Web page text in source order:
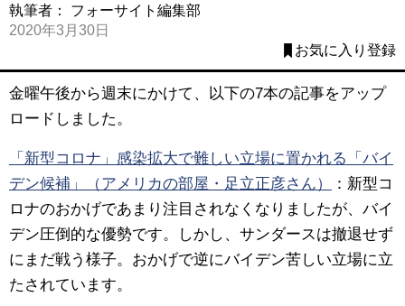
執筆者： フォーサイト編集部
2020年3月30日
お気に入り登録
金曜午後から週末にかけて、以下の7本の記事をアップ
ロードしました。
「新型コロナ」感染拡大で難しい立場に置かれる「バイ
デン候補」（アメリカの部屋・足立正彦さん）
：新型コ
ロナのおかげであまり注目されなくなりましたが、バイ
デン圧倒的な優勢です。しかし、サンダースは撤退せず
にまだ戦う様子。おかげで逆にバイデン苦しい立場に立
たされています。